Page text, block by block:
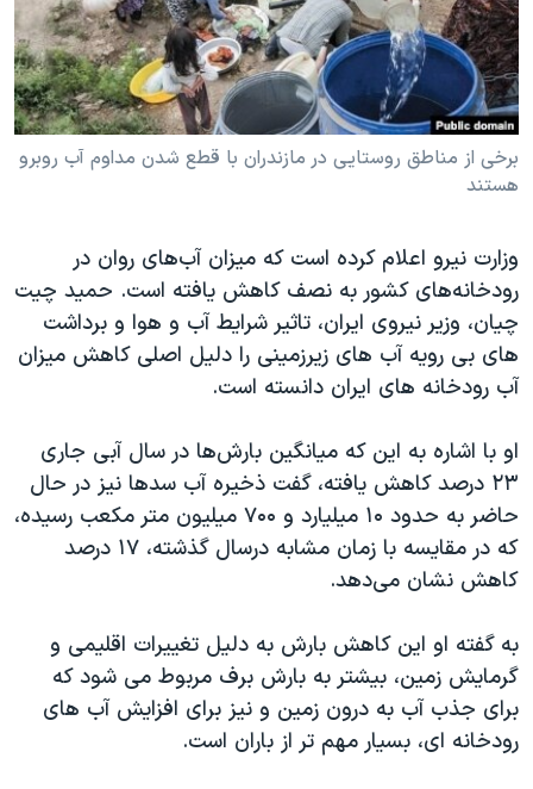
فرهنگ و زندگی
حقوق شهروندی
اقتصادی
علم و فناوری
اسرائیل در جنگ
آرشیو پخش زنده
مستندها
انتخابات ریاست جمهوری آمریکا ۲۰۲۴
حمله جمهوری اسلامی به اسرائیل
رمز مهسا
ورزش زنان در ایران
مجموعه مستندهای دادخواهی
تریبونال مردمی آبان ۹۸
دادگاه حمید نوری
قانون شفافیت دارائی کادر رهبری ایران
اعتراضات مردمی آبان ۹۸
اسرائیل در جنگ
نرگس محمدی برنده جایزه نوبل صلح
صفحه‌های ویژه
سفر پرزیدنت ترامپ به چین
دنبال کنید
زبانهای مختلف
برخی از مناطق روستایی در مازندران با قطع شدن مداوم آب روبرو
هستند
وزارت نیرو اعلام کرده است که میزان آب‌های روان در
رودخانه‌های کشور به نصف کاهش یافته است. حمید چیت
چیان، وزیر نیروی ایران، تاثیر شرایط آب و هوا و برداشت
های بی رویه آب های زیرزمینی را دلیل اصلی کاهش میزان
آب رودخانه های ایران دانسته است.
او با اشاره به این که میانگین بارش‌ها در سال آبی جاری
۲۳ درصد کاهش یافته، گفت ذخیره آب سدها نیز در حال
حاضر به حدود ۱۰ میلیارد و ۷۰۰ میلیون متر مکعب رسیده،
که در مقایسه با زمان مشابه درسال گذشته، ۱۷ درصد
کاهش نشان می‌دهد.
به گفته او این کاهش بارش به دلیل تغییرات اقلیمی و
گرمایش زمین، بیشتر به بارش برف مربوط می شود که
برای جذب آب به درون زمین و نیز برای افزایش آب های
رودخانه ای، بسیار مهم تر از باران است.